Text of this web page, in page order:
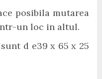
posibila mutarea
un loc in altul.
d e39 x 65 x 25